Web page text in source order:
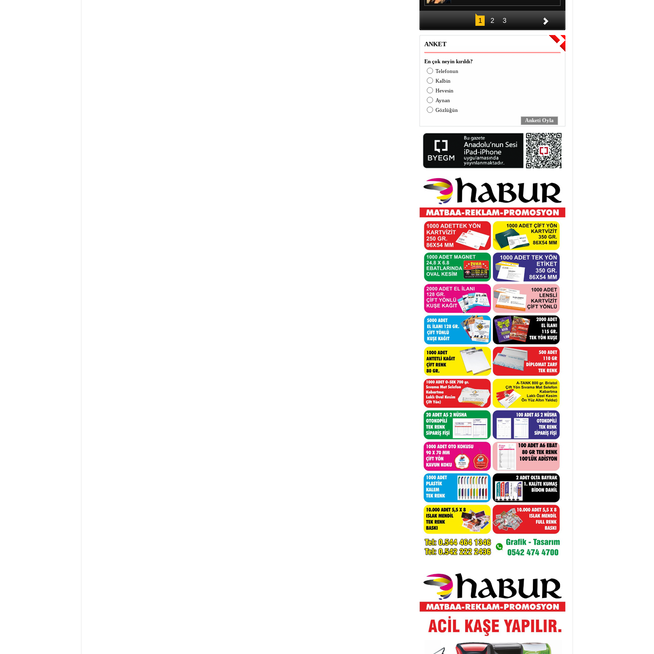
DÜĞÜNÜN ALKIŞI BİR GECE,
BORCU KAÇ YIL?
Halil EL
Vermek (Mahbo) ve Almak
(Masbo): Anlayış ve Bilinç
Mahabat İskenderoğlu
TAVUKLAR İŞLERİNİ İHMAL
EDİNCE
Mecit Akgül
1 2 3
ANKET
En çok neyin kırıldı?
Telefonun
Kalbin
Hevesin
Aynan
Gözlüğün